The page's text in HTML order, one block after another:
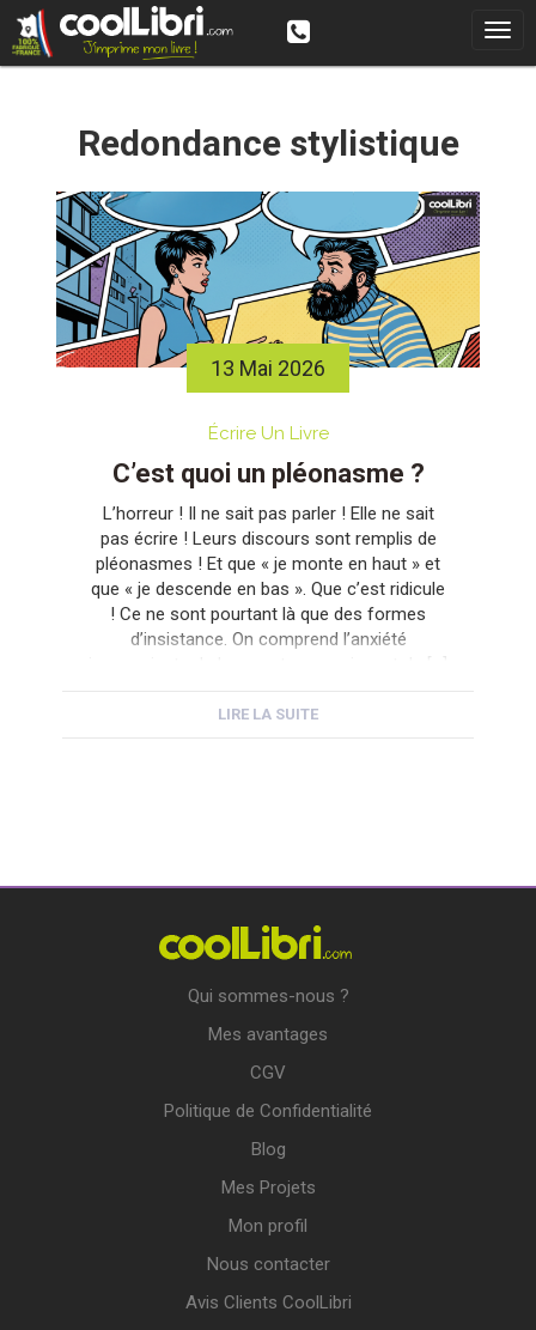
Redondance stylistique
13 Mai 2026
Écrire Un Livre
C’est quoi un pléonasme ?
L’horreur ! Il ne sait pas parler ! Elle ne sait
pas écrire ! Leurs discours sont remplis de
pléonasmes ! Et que « je monte en haut » et
que « je descende en bas ». Que c’est ridicule
! Ce ne sont pourtant là que des formes
d’insistance. On comprend l’anxiété
LIRE LA SUITE
Qui sommes-nous ?
Mes avantages
CGV
Politique de Confidentialité
Blog
Mes Projets
Mon profil
Nous contacter
Avis Clients CoolLibri